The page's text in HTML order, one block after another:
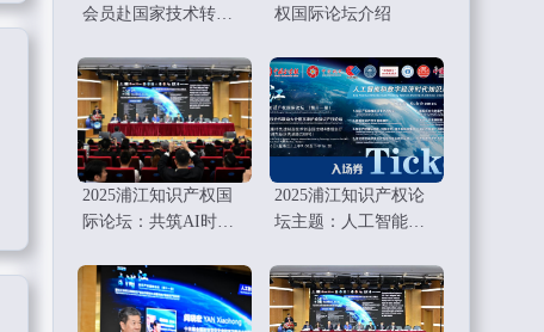
会员赴国家技术转移
习
权国际论坛介绍
2025浦江知识产权国
际论坛：共筑AI时代
2025浦江知识产权论
坛主题：人工智能和
权工作要点